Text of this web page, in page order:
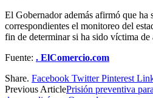
El Gobernador además afirmó que ha
correspondientes el monitoreo del
fin de determinar si ha sido víctima de
Fuente: . ElComercio.com
Share. Facebook Twitter Pinterest
Previous ArticlePrisión preventiva